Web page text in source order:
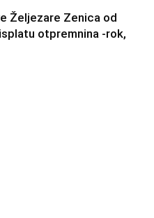
Željezare Zenica od
otpremnina -rok,